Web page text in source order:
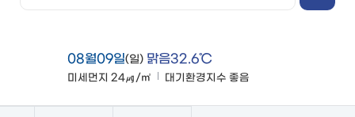
08월09일(일) 맑음32.6℃
미세먼지 24㎍/㎥ 대기환경지수 좋음